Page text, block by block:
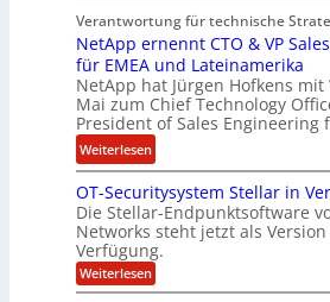
i
n
e
L
ö
s
u
n
g
i
r
d
F
i
n
a
n
z
c
h
n
g
n
e
e
r
i
n
g
-
S
p
Verantwortung für technische
NetApp ernennt CTO & VP
für EMEA und Lateinamerika
NetApp hat Jürgen Hofkens
Mai zum Chief Technology
President of Sales Engineering
Weiterlesen:
N
e
t
A
p
p
OT-Securitysystem Stellar in
Die Stellar-Endpunktsoftware
Networks steht jetzt als
Verfügung.
Weiterlesen:
O